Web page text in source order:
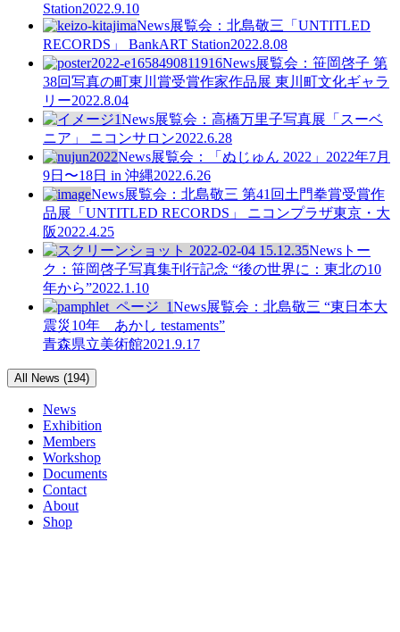
Station2022.9.10
News展覧会：北島敬三「UNTITLED
RECORDS」 BankART Station2022.8.08
News展覧会：笹岡啓子 第
38回写真の町東川賞受賞作家作品展 東川町文化ギャラ
リー2022.8.04
News展覧会：高橋万里子写真展「スーベ
ニア」 ニコンサロン2022.6.28
News展覧会：「ぬじゅん 2022」2022年7月
9日〜18日 in 沖縄2022.6.26
News展覧会：北島敬三 第41回土門拳賞受賞作
品展「UNTITLED RECORDS」 ニコンプラザ東京・大
阪2022.4.25
News トー
ク：笹岡啓子写真集刊行記念 “後の世界に：東北の10
年から”2022.1.10
News展覧会：北島敬三 “東日本大
震災10年 あかし testaments”
青森県立美術館2021.9.17
All News (194)
News
Exhibition
Members
Workshop
Documents
Contact
About
Shop